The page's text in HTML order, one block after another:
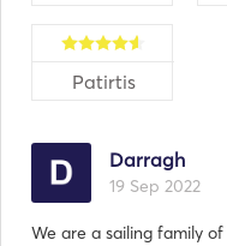
Patirtis
Darragh
19 Sep 2022
We are a sailing family